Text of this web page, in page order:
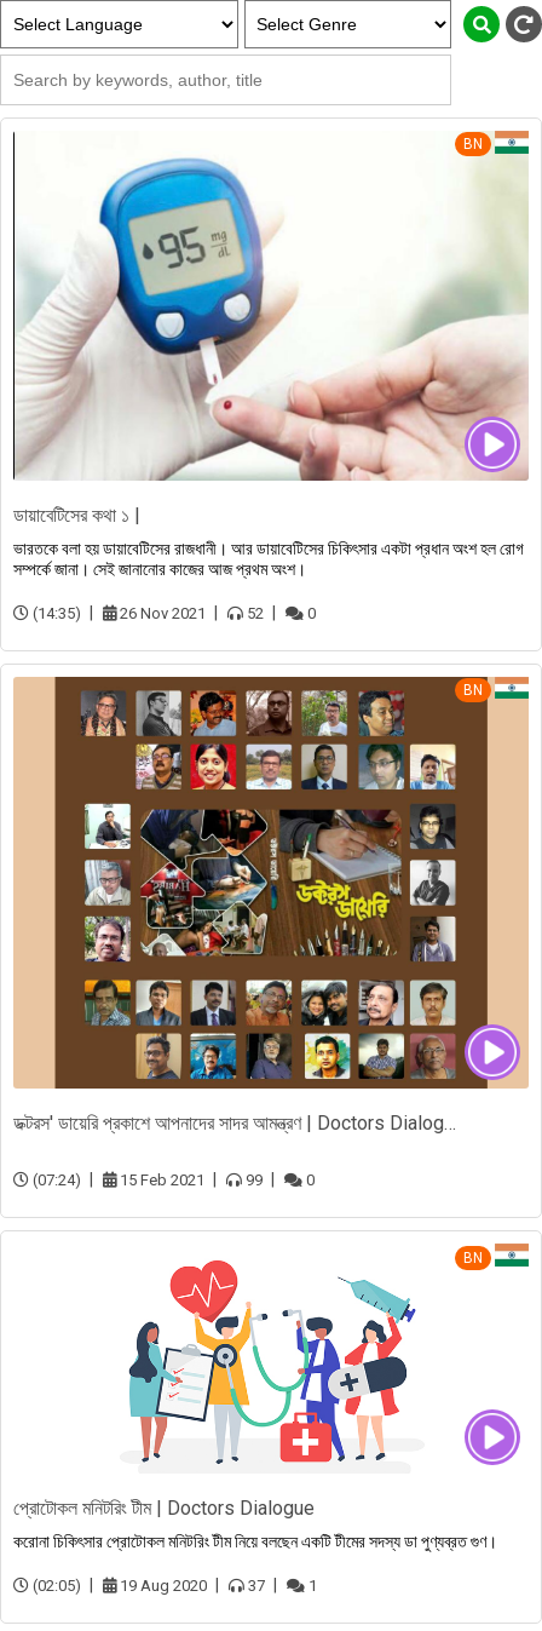
ডায়াবেটিসের কথা ১ |
BN
ভারতকে বলা হয় ডায়াবেটিসের রাজধানী। আর ডায়াবেটিসের চিকিৎসার একটা প্রধান অংশ হল রোগ
সম্পর্কে জানা। সেই জানানোর কাজের আজ প্রথম অংশ।
(14:35) 26 Nov 2021 52 0
ডক্টরস' ডায়েরি প্রকাশে আপনাদের সাদর আমন্ত্রণ | Doctors Dialogue
BN
(07:24) 15 Feb 2021 99 0
প্রোটোকল মনিটরিং টীম | Doctors Dialogue
BN
করোনা চিকিৎসার প্রোটোকল মনিটরিং টীম নিয়ে বলছেন একটি টীমের সদস্য ডা পুণ্যব্রত গুণ।
(02:05) 19 Aug 2020 37 1